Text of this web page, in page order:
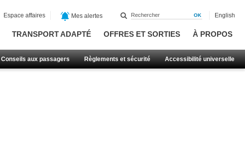
TRANSPORT ADAPTÉ OFFRES ET SORTIES À PROPOS
Conseils aux passagers Règlements et sécurité Accessibilité universelle
Espace affaires Mes alertes English